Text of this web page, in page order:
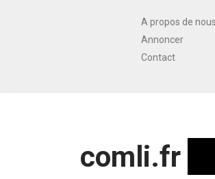
A propos de nous
Annoncer
Contact
comli.fr